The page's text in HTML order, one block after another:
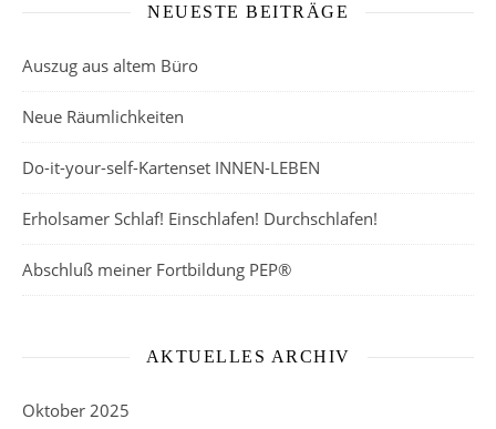
NEUESTE BEITRÄGE
Auszug aus altem Büro
Neue Räumlichkeiten
Do-it-your-self-Kartenset INNEN-LEBEN
Erholsamer Schlaf! Einschlafen! Durchschlafen!
Abschluß meiner Fortbildung PEP®
AKTUELLES ARCHIV
Oktober 2025